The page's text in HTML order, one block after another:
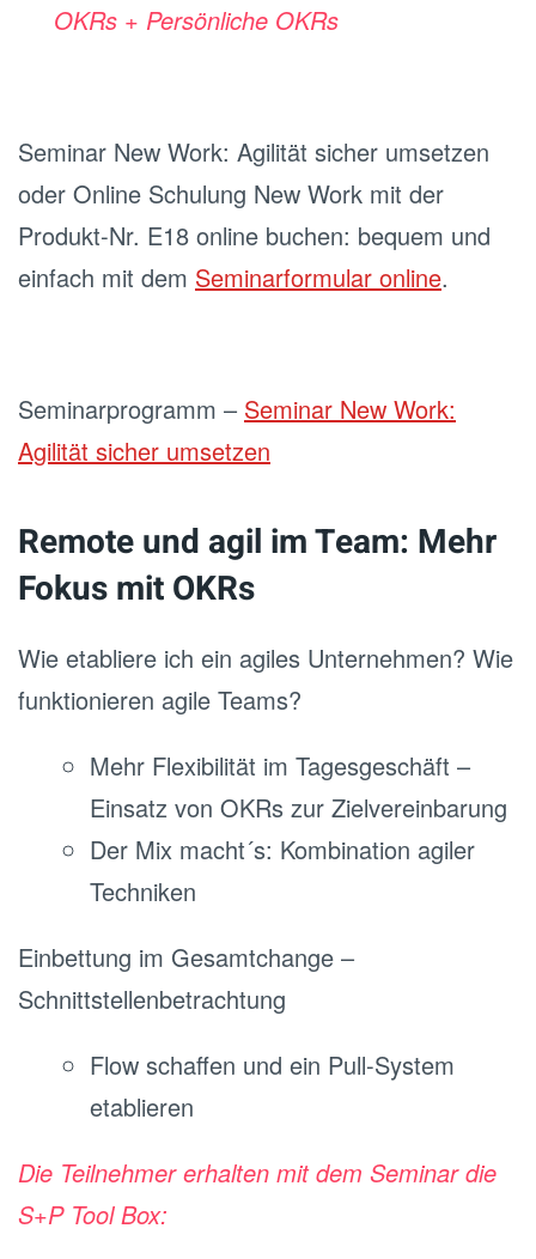
OKRs + Persönliche OKRs
Seminar New Work: Agilität sicher umsetzen
oder Online Schulung New Work mit der
Produkt-Nr. E18 online buchen: bequem und
einfach mit dem Seminarformular online.
Seminarprogramm – Seminar New Work:
Agilität sicher umsetzen
Remote und agil im Team: Mehr
Fokus mit OKRs
Wie etabliere ich ein agiles Unternehmen? Wie
funktionieren agile Teams?
Mehr Flexibilität im Tagesgeschäft –
Einsatz von OKRs zur Zielvereinbarung
Der Mix macht´s: Kombination agiler
Techniken
Einbettung im Gesamtchange –
Schnittstellenbetrachtung
Flow schaffen und ein Pull-System
etablieren
Die Teilnehmer erhalten mit dem Seminar die
S+P Tool Box: